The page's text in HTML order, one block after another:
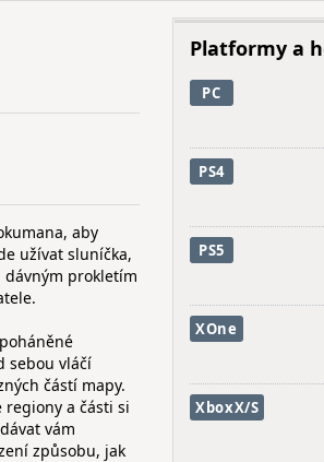
aby
užívat sluníčka,
dávným prokletím
sebou vláčí
částí mapy.
regiony a části si
vám
způsobu, jak
Platformy a
PC
PS4
PS5
XOne
XboxX/S